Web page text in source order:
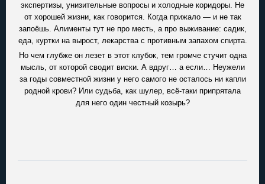
экспертизы, унизительные вопросы и холодные коридоры. Не
от хорошей жизни, как говорится. Когда прижало — и не так
запоёшь. Алименты тут не про месть, а про выживание: садик,
еда, куртки на вырост, лекарства с противным запахом спирта.
Но чем глубже он лезет в этот клубок, тем громче стучит одна
мысль, от которой сводит виски. А вдруг… а если… Неужели
за годы совместной жизни у него самого не осталось ни капли
родной крови? Или судьба, как шулер, всё-таки припрятала
для него один честный козырь?